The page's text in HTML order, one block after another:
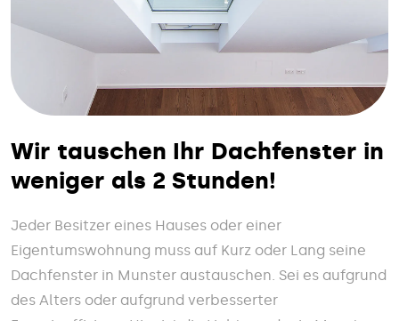
Wir tauschen Ihr Dachfenster in
weniger als 2 Stunden!
Jeder Besitzer eines Hauses oder einer
Eigentumswohnung muss auf Kurz oder Lang seine
Dachfenster in Munster austauschen. Sei es aufgrund
des Alters oder aufgrund verbesserter